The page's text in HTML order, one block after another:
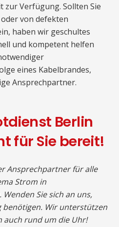
zur Verfügung. Sollten Sie
von defekten
haben wir geschultes
und kompetent helfen
eines Kabelbrandes,
Ansprechpartner.
Berlin
für Sie bereit!
Ansprechpartner für alle
Strom in
Sie sich an uns,
benötigen. Wir unterstützen
auch rund um die Uhr!